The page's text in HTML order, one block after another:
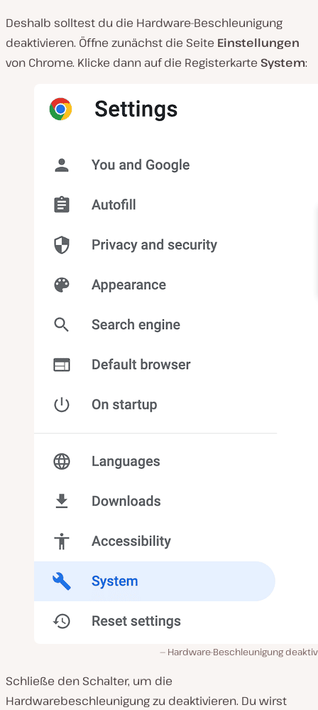
Deshalb solltest du die Hardware-Beschleunigung
deaktivieren. Öffne zunächst die Seite Einstellungen
von Chrome. Klicke dann auf die Registerkarte System:
Hardware-Beschleunigung
Schließe den Schalter, um die
Hardwarebeschleunigung zu deaktivieren. Du wirst